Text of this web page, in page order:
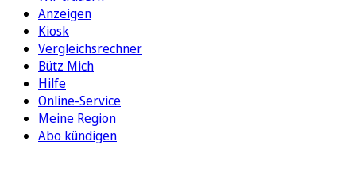
Anzeigen
Kiosk
Vergleichsrechner
Bütz Mich
Hilfe
Online-Service
Meine Region
Abo kündigen